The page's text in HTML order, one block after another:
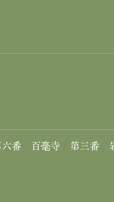
六番 百毫寺 第三番